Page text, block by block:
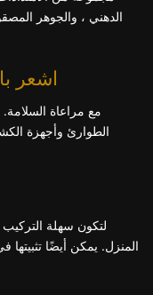
الدهني ، والجوهر
اشعر
الطوارئ وأجهزة
المنزل. يمكن أيضًا تثبيتها